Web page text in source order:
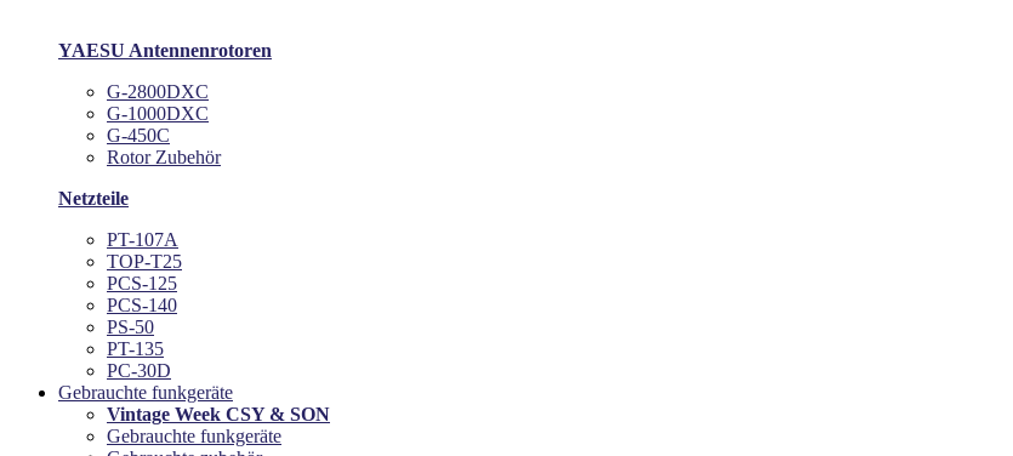
YAESU Antennenrotoren
G-2800DXC
G-1000DXC
G-450C
Rotor Zubehör
Netzteile
PT-107A
TOP-T25
PCS-125
PCS-140
PS-50
PT-135
PC-30D
Gebrauchte funkgeräte
Vintage Week CSY & SON
Gebrauchte funkgeräte